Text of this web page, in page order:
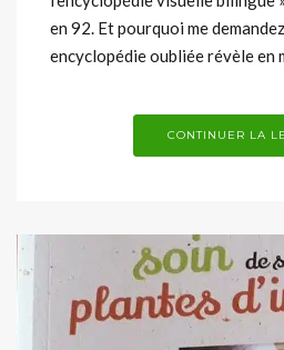
en 92. Et pourquoi me
encyclopédie oubliée révèle en
CONTINUER LA